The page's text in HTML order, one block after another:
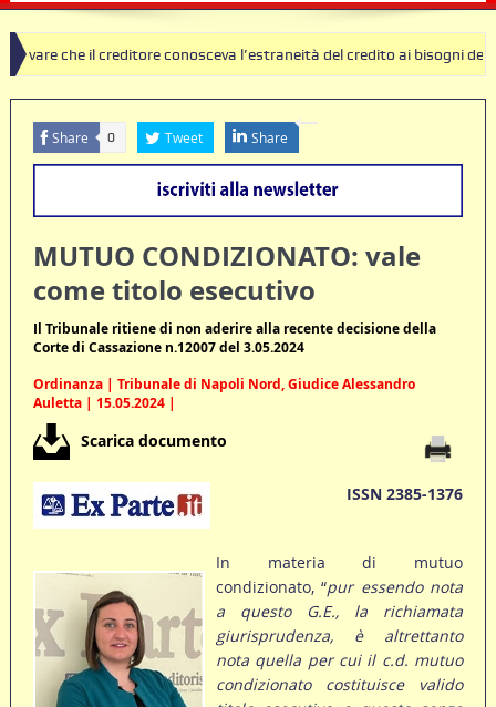
il creditore conosceva l’estraneità del credito ai bisogni della famiglia
nulle deve produrre il contratto di conto corrente
Share 0 Tweet Share
MUTUO CONDIZIONATO: vale
come titolo esecutivo
Il Tribunale ritiene di non aderire alla recente decisione della
Corte di Cassazione n.12007 del 3.05.2024
Ordinanza | Tribunale di Napoli Nord, Giudice Alessandro
Auletta | 15.05.2024 |
Scarica documento
ISSN 2385-1376
In materia di mutuo
condizionato, “pur essendo nota
a questo G.E., la richiamata
giurisprudenza, è altrettanto
nota quella per cui il c.d. mutuo
condizionato costituisce valido